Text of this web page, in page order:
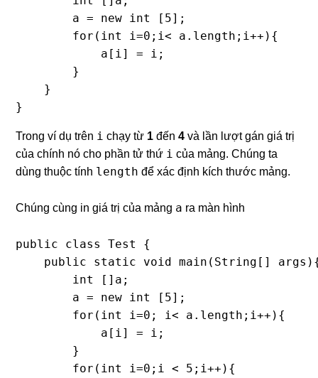
        a = new int [5];
        for(int i=0;i< a.length;i++){
            a[i] = i;
        }
    }
}
Trong ví dụ trên i chạy từ 1 đến4 và lần lượt gán giá trị
của chính nó cho phần tử thứ i của mảng. Chúng ta
dùng thuộc tính length để xác định kích thước mảng.
Chúng cùng in giá trị của mảng a ra màn hình
public class Test {
public static void main(String[]
        int []a;
        a = new int [5];
        for(int i=0; i< a.length;i++){
            a[i] = i;
        }
        for(int i=0;i < 5;i++){